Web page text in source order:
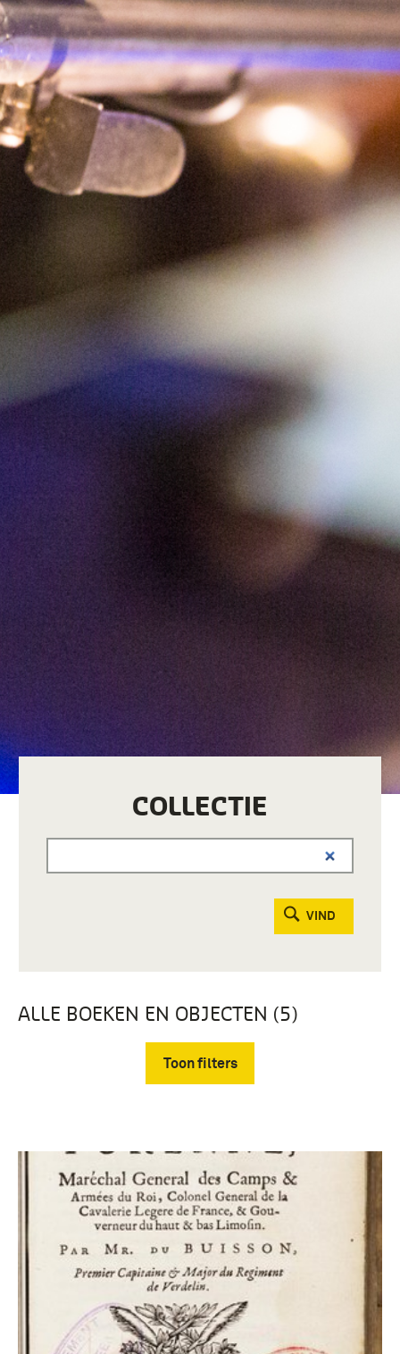
COLLECTIE
VIND
ALLE BOEKEN EN OBJECTEN (5)
Toon filters
boek (3)